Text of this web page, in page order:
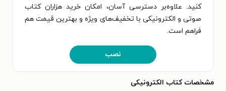
کنید. علاوه‌بر دسترسی آسان، امکان خرید هزاران کتاب
صوتی و الکترونیکی با تخفیف‌های ویژه و بهترین قیمت هم
فراهم است.
نصب
مشخصات کتاب الکترونیکی